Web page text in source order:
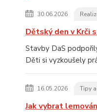
30.06.2026
Dětský den v Krči
Stavby DaS
Děti si vyzkoušely
16.05.2026 Tipy
Jak vybrat